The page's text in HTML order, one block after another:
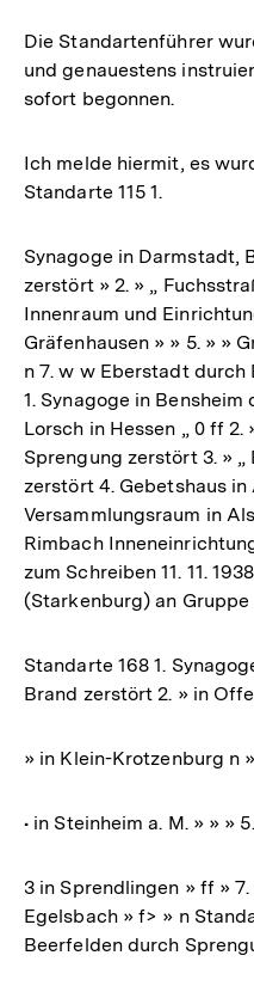
Die Standartenführer
und genauestens
sofort begonnen.
Ich melde hiermit, es
Standarte 115 1.
Synagoge in Darmstadt,
zerstört » 2. » „
Innenraum und
Gräfenhausen » » 5. » »
n 7. w w Eberstadt
1. Synagoge in
Lorsch in Hessen „ 0 ff 2.
Sprengung zerstört 3. »
zerstört 4. Gebetshaus in
Versammlungsraum in
Rimbach
zum Schreiben 11. 11.
(Starkenburg) an Gruppe
Standarte 168 1.
Brand zerstört 2. » in
» in Klein-Krotzenburg n
• in Steinheim a. M. » » »
3 in Sprendlingen » ff »
Egelsbach » f> » n
Beerfelden durch